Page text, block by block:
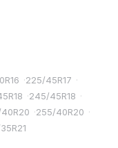
·225/45R17 ·
·245/45R18 ·
·255/40R20 ·